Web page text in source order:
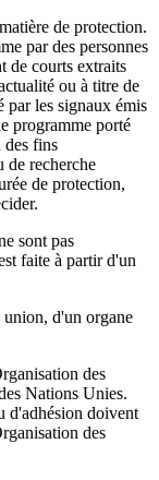
de protection.
par des personnes
de courts extraits
ou à titre de
par les signaux émis
programme porté
des fins
de recherche
de protection,
sont pas
faite à partir d'un
d'un organe
des
Nations Unies.
d'adhésion doivent
des